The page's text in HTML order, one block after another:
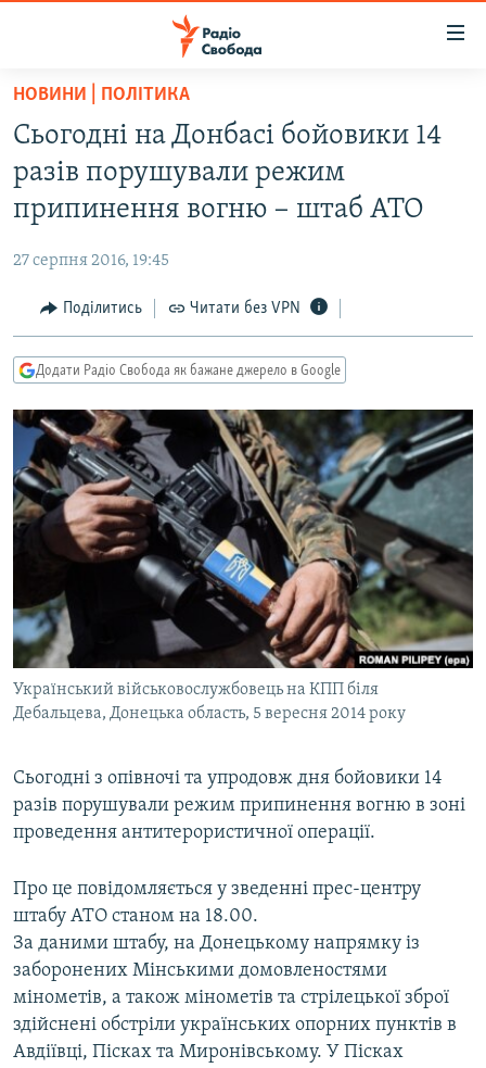
Перейти
основного
матеріалу
Перейти
до
основної
навігації
Перейти
до
пошуку
РАДІО СВОБОДА – 70 РОКІВ
ВСЕ ЗА ДОБУ
СТАТТІ
ЕКОНОМІКА
СУСПІЛЬСТВО
УКРАЇНА
СВІТ
РОСІЙСЬКА «ФІЛЬТРАЦІЯ»
ДОНБАС.РЕАЛІЇ
ТИ ЯК?
СХЕМИ
КИТАЙ.ВИКЛИКИ
МУЛЬТИМЕДІА
СПЕЦПРОЄКТИ
ПОДКАСТИ
КРИМ РЕАЛІЇ
РУС
КТАТ
ДОЛУЧАЙСЯ!
Усі сайти RFE/RL
НОВИНИ | ПОЛІТИКА
Сьогодні на Донбасі бойовики 14
разів порушували режим
припинення вогню − штаб АТО
27 серпня 2016, 19:45
Поділитись Читати без VPN
Додати Радіо Свобода як бажане джерело в Google
Український військовослужбовець на КПП біля
Дебальцева, Донецька область, 5 вересня 2014 року
Сьогодні з опівночі та упродовж дня бойовики 14
разів порушували режим припинення вогню в зоні
проведення антитерористичної операції.
Про це повідомляється у зведенні прес-центру
штабу АТО станом на 18.00.
За даними штабу, на Донецькому напрямку із
заборонених Мінськими домовленостями
мінометів, а також мінометів та стрілецької зброї
здійснені обстріли українських опорних пунктів в
Авдіївці, Пісках та Миронівському. У Пісках